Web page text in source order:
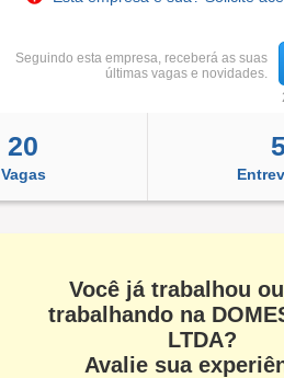
Seguindo esta empresa, receberá as suas
últimas vagas e novidades.
20
Vagas
Você já trabalhou
trabalhando na
LTDA?
Avalie sua